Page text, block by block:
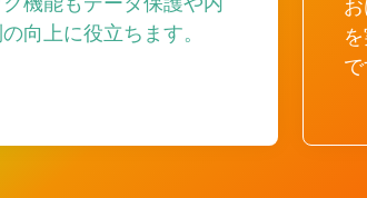
向上に役立ちます。
で